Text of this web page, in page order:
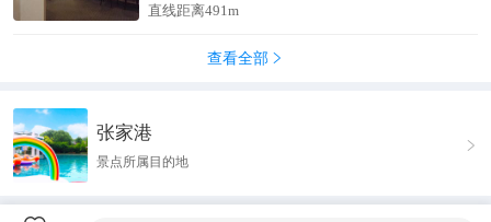
直线距离491m
查看全部 
张家港
景点所属目的地
